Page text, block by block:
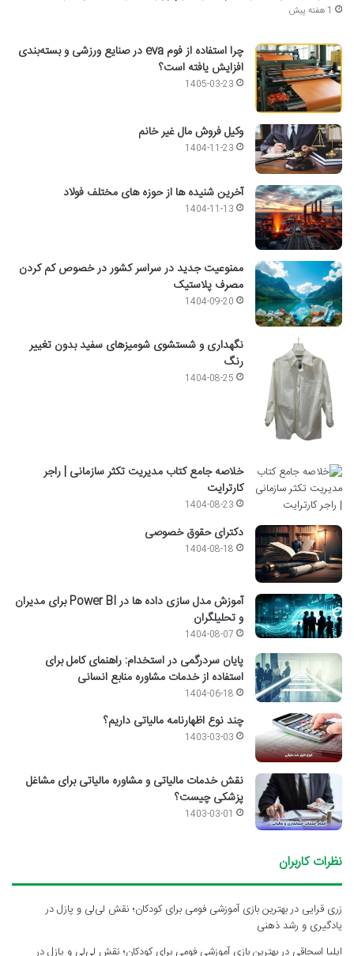
1 هفته پیش
چرا استفاده از فوم eva در صنایع ورزشی و بسته‌بندی
افزایش یافته است؟
1405-03-23
وکیل فروش مال غیر خانم
1404-11-23
آخرین شنیده ها از حوزه های مختلف فولاد
1404-11-13
ممنوعیت جدید در سراسر کشور در خصوص کم کردن
مصرف پلاستیک
1404-09-20
نگهداری و شستشوی شومیزهای سفید بدون تغییر
رنگ
1404-08-25
خلاصه جامع کتاب مدیریت تکثر سازمانی | راجر
کارترایت
1404-08-23
دکترای حقوق خصوصی
1404-08-18
آموزش مدل سازی داده ها در Power BI برای مدیران
و تحلیلگران
1404-08-07
پایان سردرگمی در استخدام: راهنمای کامل برای
استفاده از خدمات مشاوره منابع انسانی
1404-06-18
چند نوع اظهارنامه مالیاتی داریم؟
1403-03-03
نقش خدمات مالیاتی و مشاوره مالیاتی برای مشاغل
پزشکی چیست؟
1403-03-01
نظرات کاربران
زری قرایی دربهترین بازی آموزشی فومی برای کودکان؛ نقش لی‌لی و پازل در
یادگیری و رشد ذهنی
ایلیا اسحاقی در بهترین بازی آموزشی فومی برای کودکان؛ نقش لی‌لی و پازل در